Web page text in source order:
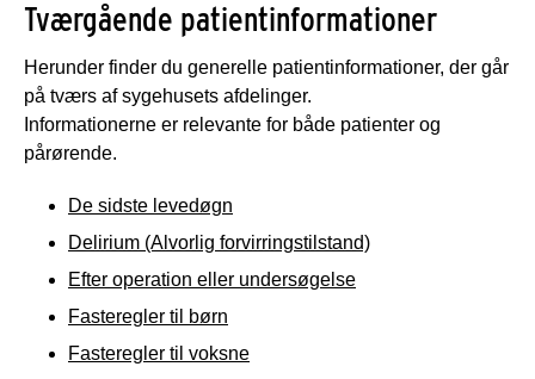
Tværgående patientinformationer
Herunder finder du generelle patientinformationer, der går
på tværs af sygehusets afdelinger.
Informationerne er relevante for både patienter og
pårørende.
De sidste levedøgn
Delirium (Alvorlig forvirringstilstand)
Efter operation eller undersøgelse
Fasteregler til børn
Fasteregler til voksne